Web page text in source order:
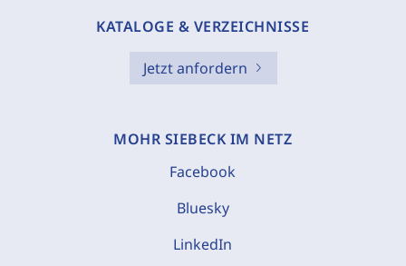
KATALOGE & VERZEICHNISSE
Jetzt anfordern
MOHR SIEBECK IM NETZ
Facebook
Bluesky
LinkedIn